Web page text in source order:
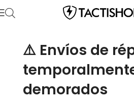
⚠️ Envíos de
demorados